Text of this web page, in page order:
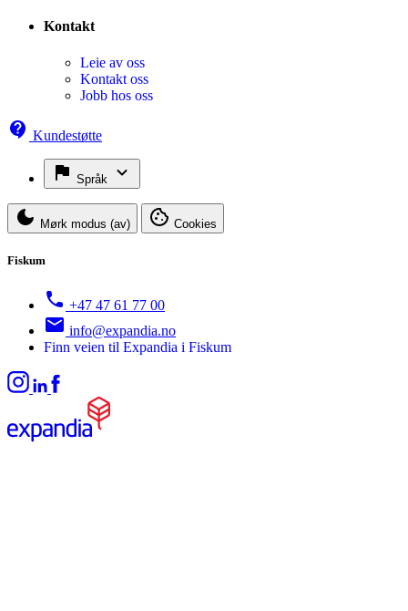
Kontakt
Leie av oss
Kontakt oss
Jobb hos oss
Kundestøtte
Språk
Mørk modus (av) Cookies
Fiskum
+47 47 61 77 00
info@expandia.no
Finn veien til Expandia i Fiskum